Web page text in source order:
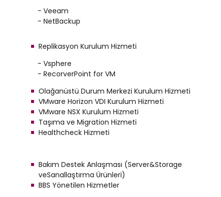
- Veeam
- NetBackup
Replikasyon Kurulum Hizmeti
- Vsphere
- RecorverPoint for VM
Olağanüstü Durum Merkezi Kurulum Hizmeti
VMware Horizon VDI Kurulum Hizmeti
VMware NSX Kurulum Hizmeti
Taşıma ve Migration Hizmeti
Healthcheck Hizmeti
Bakım Destek Anlaşması (Server&Storage
veSanallaştırma Ürünleri)
BBS Yönetilen Hizmetler